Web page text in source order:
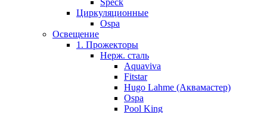
Speck
Циркуляционные
Ospa
Освещение
1. Прожекторы
Нерж. сталь
Aquaviva
Fitstar
Hugo Lahme (Аквамастер)
Ospa
Pool King